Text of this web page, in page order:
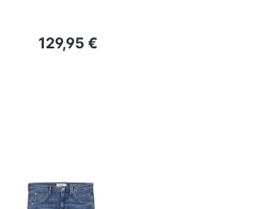
Regulärer Preis:
129,95 €